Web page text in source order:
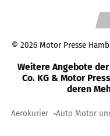
© 2026 Motor Presse
Weitere Angebote
Co. KG & Motor
deren
Aerokurier Auto Motor